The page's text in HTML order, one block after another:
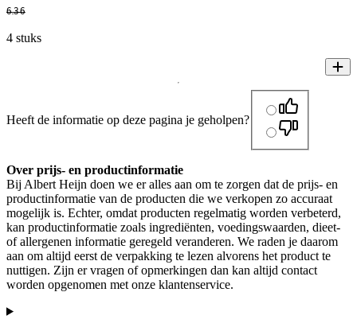
6.36
4 stuks
Heeft de informatie op deze pagina je geholpen?
Over prijs- en productinformatie
Bij Albert Heijn doen we er alles aan om te zorgen dat de prijs- en
productinformatie van de producten die we verkopen zo accuraat
mogelijk is. Echter, omdat producten regelmatig worden verbeterd,
kan productinformatie zoals ingrediënten, voedingswaarden, dieet-
of allergenen informatie geregeld veranderen. We raden je daarom
aan om altijd eerst de verpakking te lezen alvorens het product te
nuttigen. Zijn er vragen of opmerkingen dan kan altijd contact
worden opgenomen met onze klantenservice.